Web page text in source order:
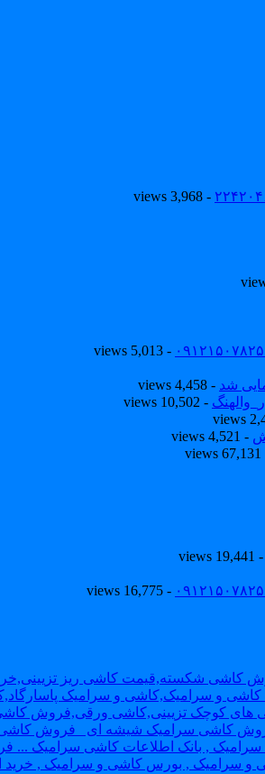
- 3,968 views
- 5,013 views
شد - 4,458 views
- 10,502 views
- 4,521 views
- 19,441 views
- 16,775 views